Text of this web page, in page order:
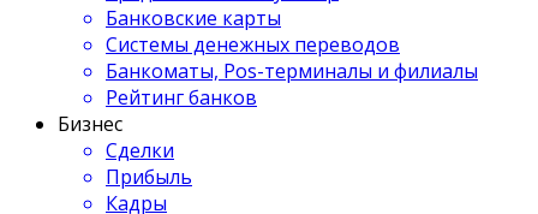
Банковские карты
Системы денежных переводов
Банкоматы, Pos-терминалы и филиалы
Рейтинг банков
Бизнес
Сделки
Прибыль
Кадры